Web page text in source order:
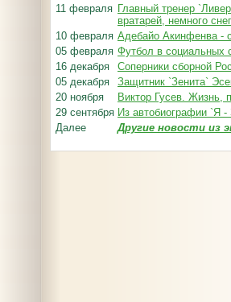
11 февраля Главный тренер
вратарей, немного
10 февраля Адебайо Акинфенва -
05 февраля Футбол в социальных
16 декабря
Соперники сборной
05 декабря
Защитник `Зенита`
20 ноября
Виктор Гусев. Жизнь,
29 сентября Из автобиографии `Я
Далее
Другие новости из